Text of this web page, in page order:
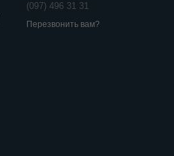
(097) 496 31 31
Перезвонить вам?